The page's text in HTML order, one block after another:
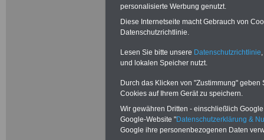
Neu
Beamte
Das beliebte
personalisierte Werbung genutzt.
Diese Internetseite macht Gebrauch von
Datenschutzrichtlinie.
Lesen Sie bitte unsere Datenschutzrichtlinie
und lokalen Speicher nutzt.
Durch das Klicken von "Zustimmung"
Cookies auf Ihrem Gerät zu speichern.
Wir gewähren Dritten - einschließlich
Google-Website "Datenschutzerklärung &
Google ihre personenbezogenen Daten